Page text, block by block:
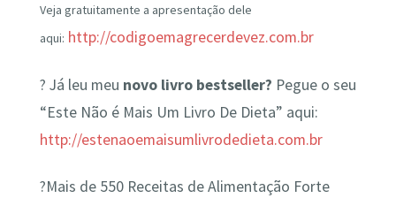
Veja gratuitamente a apresentação dele
aqui: http://codigoemagrecerdevez.com.br
? Já leu meu novo livro bestseller? Pegue o seu
“Este Não é Mais Um Livro De Dieta” aqui:
http://estenaoemaisumlivrodedieta.com.br
?Mais de 550 Receitas de Alimentação Forte